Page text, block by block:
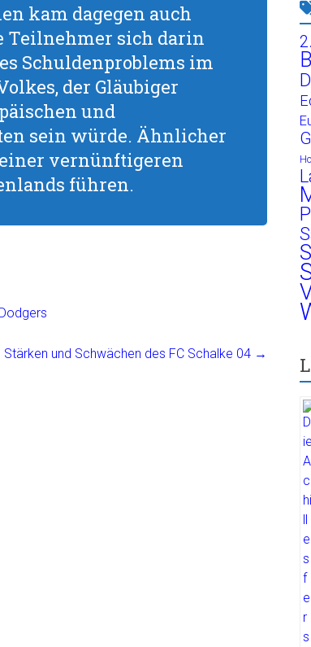
kam dagegen auch
Teilnehmer sich darin
Schuldenproblems im
der Gläubiger
und
sein würde. Ähnlicher
vernünftigeren
führen.
Stärken und Schwächen des FC Schalke 04 →